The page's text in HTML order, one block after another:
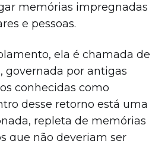
memórias impregnadas
e pessoas.
ela é chamada de
governada por antigas
conhecidas como
desse retorno está uma
repleta de memórias
que não deveriam ser